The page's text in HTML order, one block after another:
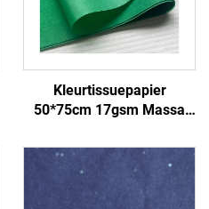
Kleurtissuepapier
50*75cm 17gsm Massa
Verpakking Voedsel Fruit
appel Tomaat Druif
Verpakkingspapier Tissue